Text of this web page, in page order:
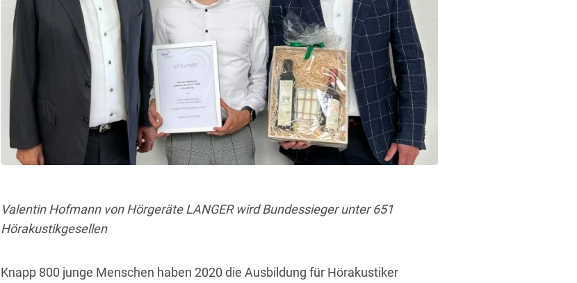
Valentin Hofmann von Hörgeräte LANGER wird Bundessieger unter 651
Hörakustikgesellen
Knapp 800 junge Menschen haben 2020 die Ausbildung für Hörakustiker